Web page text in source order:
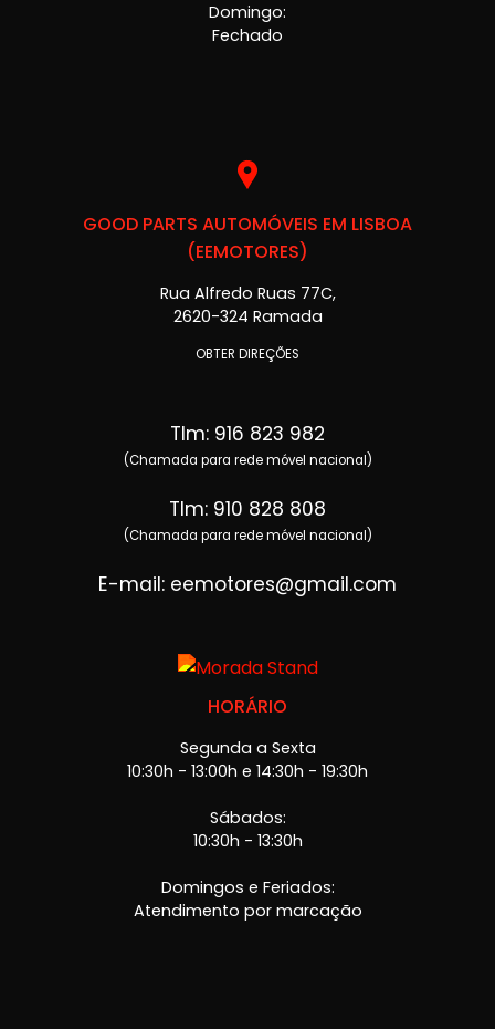
Domingo:
Fechado
GOOD PARTS AUTOMÓVEIS EM LISBOA
(EEMOTORES)
Rua Alfredo Ruas 77C,
2620-324 Ramada
OBTER DIREÇÕES
Tlm: 916 823 982
(Chamada para rede móvel nacional)
Tlm: 910 828 808
(Chamada para rede móvel nacional)
E-mail: eemotores@gmail.com
HORÁRIO
Segunda a Sexta
10:30h - 13:00h e 14:30h - 19:30h
Sábados:
10:30h - 13:30h
Domingos e Feriados:
Atendimento por marcação